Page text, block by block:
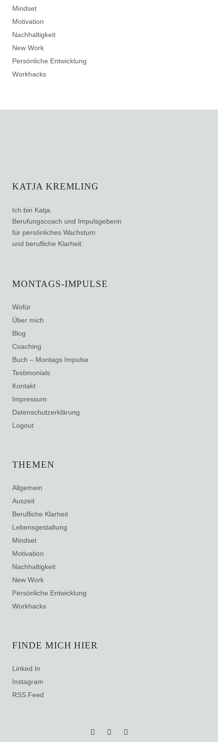
Mindset
Motivation
Nachhaltigkeit
New Work
Persönliche Entwicklung
Workhacks
KATJA KREMLING
Ich bin Katja.
Berufungscoach und Impulsgeberin
für persönliches Wachstum
und berufliche Klarheit.
MONTAGS-IMPULSE
Wofür
Über mich
Blog
Coaching
Buch – Montags Impulse
Testimonials
Kontakt
Impressum
Datenschutzerklärung
Logout
THEMEN
Allgemein
Auszeit
Berufliche Klarheit
Lebensgestaltung
Mindset
Motivation
Nachhaltigkeit
New Work
Persönliche Entwicklung
Workhacks
FINDE MICH HIER
Linked In
Instagram
RSS Feed